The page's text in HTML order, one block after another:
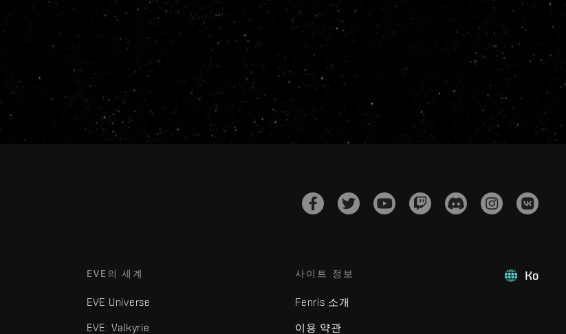
Ko
EVE의 세계
EVE Universe
EVE: Valkyrie
사이트 정보
Fenris 소개
이용 약관